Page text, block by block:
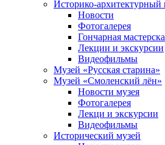
Историко-архитектурный
Новости
Фотогалерея
Гончарная
Лекции и экскурсии
Видеофильмы
Музей «Русская старина»
Музей «Смоленский лён»
Новости музея
Фотогалерея
Лекци и экскурсии
Видеофильмы
Исторический музей